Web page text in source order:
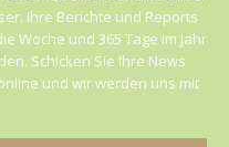
Ihre Berichte und Reports
Woche und 365 Tage im Jahr
Schicken Sie Ihre News
und wir werden uns mit